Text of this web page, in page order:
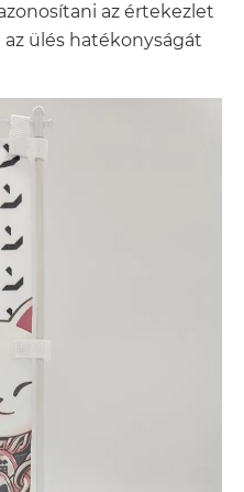
az értekezlet
ülés hatékonyságát